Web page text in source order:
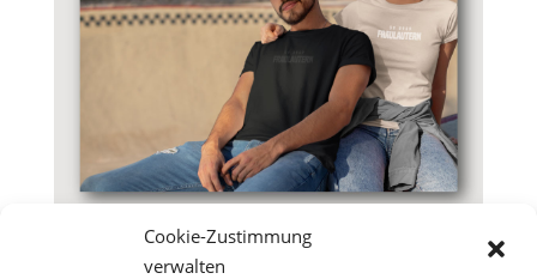
Cookie-Zustimmung
verwalten